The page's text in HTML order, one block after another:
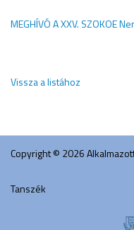
MEGHÍVÓ A XXV. SZOKOE
Vissza a listához
Copyright © 2026
Tanszék